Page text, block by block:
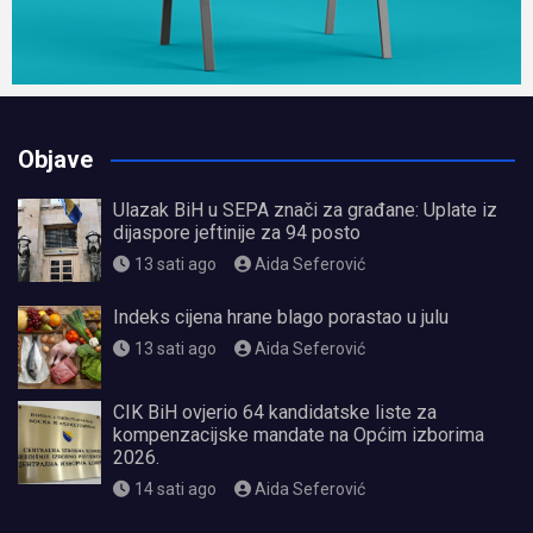
Objave
Ulazak BiH u SEPA znači za građane: Uplate iz
dijaspore jeftinije za 94 posto
13 sati ago Aida Seferović
Indeks cijena hrane blago porastao u julu
13 sati ago Aida Seferović
CIK BiH ovjerio 64 kandidatske liste za
kompenzacijske mandate na Općim izborima
2026.
14 sati ago Aida Seferović